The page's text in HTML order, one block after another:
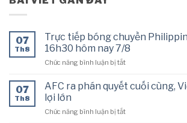
07
Th8
Trực tiếp bóng chuyền
16h30 hôm nay 7/8
Chức năng bình luận bị tắtở
tiếp
Philippines
07
Th8
AFC ra phán quyết cuối cùng,
lợi lớn
Chức năng bình luận bị tắtở